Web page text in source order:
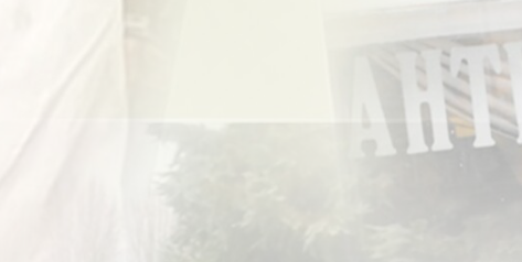
много говорят о реставрации, она у всех на слуху, очень
реставратора и всякие подобные вещи приходится слышать.
реставрация в обычном её понимании, но об этом мы
за все орнаменты, и их там просто гигантское количество.
вспомнить… это какой год, девяносто восьмой? Наверное, да,
что большую-то часть занимают орнаменты. И устроили
условиях все находились. То есть где-то там квадратный